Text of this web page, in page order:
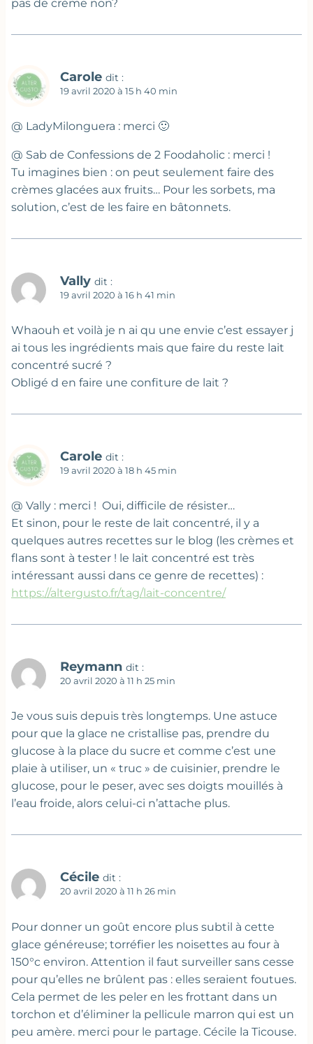
pas de crème non?
Carole dit :
19 avril 2020 à 15 h 40 min
@ LadyMilonguera : merci 🙂
@ Sab de Confessions de 2 Foodaholic : merci !
Tu imagines bien : on peut seulement faire des
crèmes glacées aux fruits… Pour les sorbets, ma
solution, c’est de les faire en bâtonnets.
Vally dit :
19 avril 2020 à 16 h 41 min
Whaouh et voilà je n ai qu une envie c’est essayer j
ai tous les ingrédients mais que faire du reste lait
concentré sucré ?
Obligé d en faire une confiture de lait ?
Carole dit :
19 avril 2020 à 18 h 45 min
@ Vally : merci ! Oui, difficile de résister…
Et sinon, pour le reste de lait concentré, il y a
quelques autres recettes sur le blog (les crèmes et
flans sont à tester ! le lait concentré est très
intéressant aussi dans ce genre de recettes) :
https://altergusto.fr/tag/lait-concentre/
Reymann dit :
20 avril 2020 à 11 h 25 min
Je vous suis depuis très longtemps. Une astuce
pour que la glace ne cristallise pas, prendre du
glucose à la place du sucre et comme c’est une
plaie à utiliser, un « truc » de cuisinier, prendre le
glucose, pour le peser, avec ses doigts mouillés à
l’eau froide, alors celui-ci n’attache plus.
Cécile dit :
20 avril 2020 à 11 h 26 min
Pour donner un goût encore plus subtil à cette
glace généreuse; torréfier les noisettes au four à
150°c environ. Attention il faut surveiller sans cesse
pour qu’elles ne brûlent pas : elles seraient foutues.
Cela permet de les peler en les frottant dans un
torchon et d’éliminer la pellicule marron qui est un
peu amère. merci pour le partage. Cécile la Ticouse.